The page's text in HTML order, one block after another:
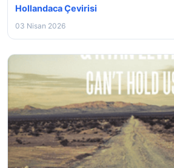
Hollandaca Çevirisi
03 Nisan 2026